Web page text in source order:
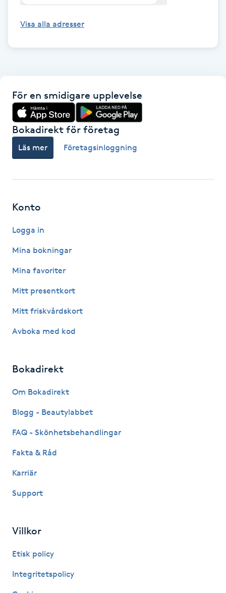
Massage
Meditation
Medium
Megavolymfransar
Melasma
Mesoterapi
MicroPen
Mixfransar
N
Nagelförlängning
Nagelförlängning gelé
Nagelförlängning glasfiber
Nagelförstärkning
Nagelsvamp
Nageltrång
Visa alla adresser
För en smidigare upplevelse
Bokadirekt för företag
Läs mer Företagsinloggning
Konto
Logga in
Mina bokningar
Mina favoriter
Mitt presentkort
Mitt friskvårdskort
Avboka med kod
Bokadirekt
Om Bokadirekt
Blogg - Beautylabbet
FAQ - Skönhetsbehandlingar
Fakta & Råd
Karriär
Support
Villkor
Etisk policy
Integritetspolicy